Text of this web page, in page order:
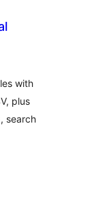
with
plus
search